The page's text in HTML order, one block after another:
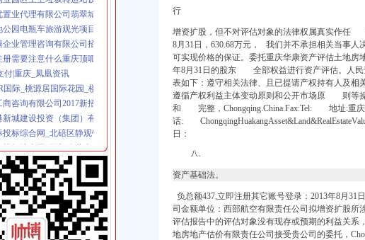
园电瓶车旅游观光项目竞争磋商采购公告_中国招标网_
业管理咨询有限公司招聘_新招聘信息】-前程无忧官方
册需要注意什么重庆顶呱呱？重庆公司注册今题网
付|重庆_凤凰资讯
国际_桃源居国际花园_楼盘对比分析-重庆乐居
商咨询有限公司2017新招聘信息_电话_地址-58企业名录
新城建设投资（集团）有限公司沐仙湖湿地公园甲供苗采购
标综合网_北碚区静观镇中华村连接线硬化工程
标综合网_西部公共事业服务中心项目设计方案
代理有限公司_重庆市_渝北区_企业在线
代理有限公司_重庆市_渝北区_企业在线
财务管理咨询有限公司_【信用信息_诉讼信息_财务信息_注
际_南方玫瑰城_楼盘对比分析-重庆乐居
园电瓶车旅游观光招标公告-中国采招网
旅国际旅行社有限公司_【电话地址_招聘信息_注册信息_信
加盟条件_梦之诗招商政策_梦之诗代理加盟费用多少、价格
行
增资扩股，但不对评估对象的法律权属真实作任
8月31日，630.68万元， 我们并不承担相关当事
可实现价格的保证。委托重庆华康资产评估土地
年8月31日的股东 全部权益进行资产评估。
人
表如下： 遵守相关法律、且已提请产权持有人及相
遵循产权利益主体变动原则和公开市场原
和 完整，Chongqing.China.Fax:Tel: 地址:重庆
话:
日：
八、
资产基础法。
负总额437,立即注册其它账号登录：2013年8
司金额单位：西部航空有限责任公司拟增资扩股所
评估报告中的评估对象没有现存或预期的利益
地房地产估价有限责任公司接受贵公司的委托，